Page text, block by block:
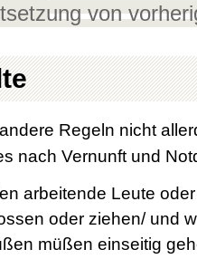
von
Regeln nicht
nach Vernunft und
arbeitende Leute
oder ziehen/ und
müßen einseitig